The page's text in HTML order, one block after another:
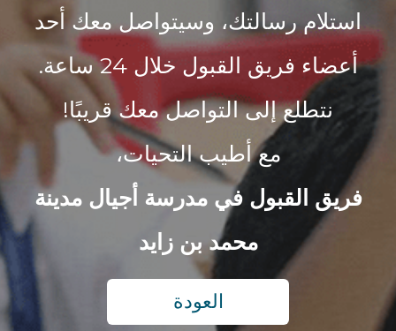
استلام رسالتك، وسيتواصل معك أحد
أعضاء فريق القبول خلال 24 ساعة.
نتطلع إلى التواصل معك قريبًا!
مع أطيب التحيات،
فريق القبول في مدرسة أجيال مدينة
محمد بن زايد
العودة